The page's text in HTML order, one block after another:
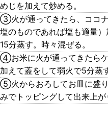
めじを加えて炒める。
③火が通ってきたら、ココ
塩のものであれば塩も適量
15分蒸す。時々混ぜる。
④お米に火が通ってきたら
加えて蓋をして弱火で5分蒸
⑤火からおろしてお皿に盛
みでトッピングして出来上が